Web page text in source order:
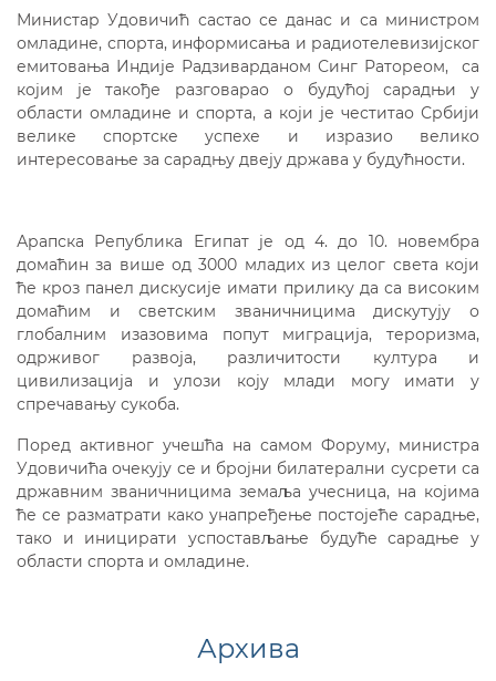
Министар Удовичић састао се данас и са министром
омладине, спорта, информисања и радиотелевизијског
емитовања Индије Радзиварданом Синг Ратореом, са
којим је такође разговарао о будућој сарадњи у
области омладине и спорта, а који је честитао Србији
велике спортске успехе и изразио велико
интересовање за сарадњу двеју држава у будућности.
Арапска Република Египат је од 4. до 10. новембра
домаћин за више од 3000 младих из целог света који
ће кроз панел дискусије имати прилику да са високим
домаћим и светским званичницима дискутују о
глобалним изазовима попут миграција, тероризма,
одрживог развоја, различитости култура и
цивилизација и улози коју млади могу имати у
спречавању сукоба.
Поред активног учешћа на самом Форуму, министра
Удовичића очекују се и бројни билатерални сусрети са
државним званичницима земаља учесница, на којима
ће се разматрати како унапређење постојеће сарадње,
тако и иницирати успостављање будуће сарадње у
области спорта и омладине.
Архива